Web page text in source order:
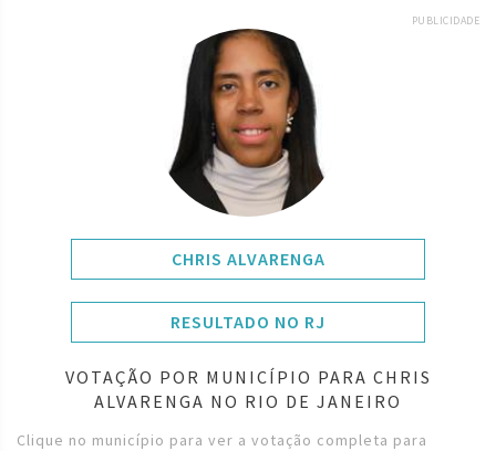
PUBLICIDADE
CHRIS ALVARENGA
RESULTADO NO RJ
VOTAÇÃO POR MUNICÍPIO PARA CHRIS
ALVARENGA NO RIO DE JANEIRO
Clique no município para ver a votação completa para